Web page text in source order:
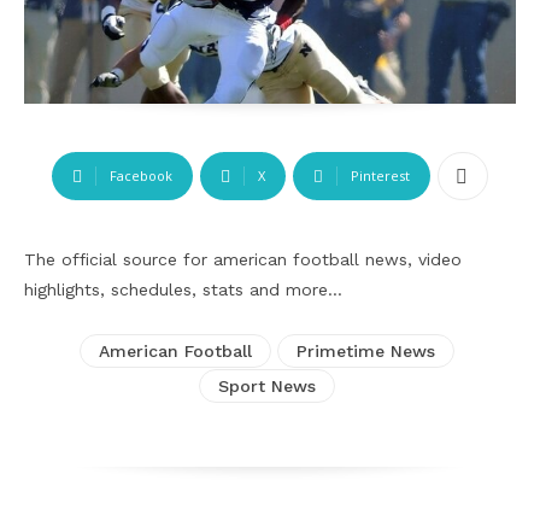
Facebook X Pinterest
The official source for american football news, video
highlights, schedules, stats and more…
American Football
Primetime News
Sport News